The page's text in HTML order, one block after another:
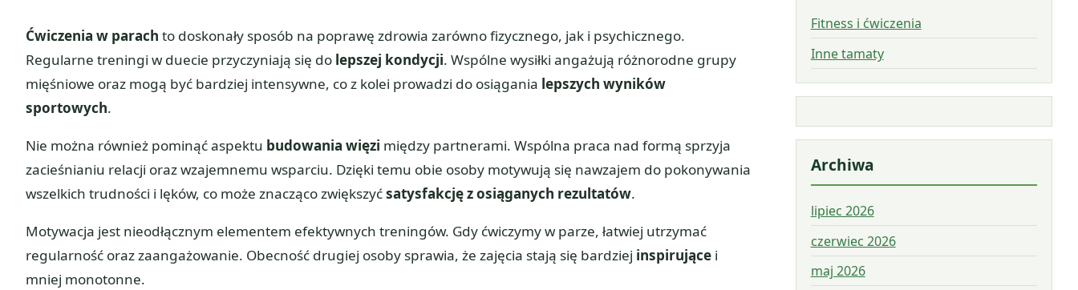
Ćwiczenia w parach to doskonały sposób na poprawę zdrowia zarówno fizycznego, jak i psychicznego.
Regularne treningi w duecie przyczyniają się do lepszej kondycji. Wspólne wysiłki angażują różnorodne grupy
mięśniowe oraz mogą być bardziej intensywne, co z kolei prowadzi do osiągania lepszych wyników
sportowych.
Nie można również pominąć aspektu budowania więzi między partnerami. Wspólna praca nad formą sprzyja
zacieśnianiu relacji oraz wzajemnemu wsparciu. Dzięki temu obie osoby motywują się nawzajem do pokonywania
wszelkich trudności i lęków, co może znacząco zwiększyćsatysfakcję z osiąganych rezultatów.
Motywacja jest nieodłącznym elementem efektywnych treningów. Gdy ćwiczymy w parze, łatwiej utrzymać
regularność oraz zaangażowanie. Obecność drugiej osoby sprawia, że zajęcia stają się bardziej inspirujące i
mniej monotonne.
Fitness i ćwiczenia
Inne tamaty
Archiwa
lipiec 2026
czerwiec 2026
maj 2026